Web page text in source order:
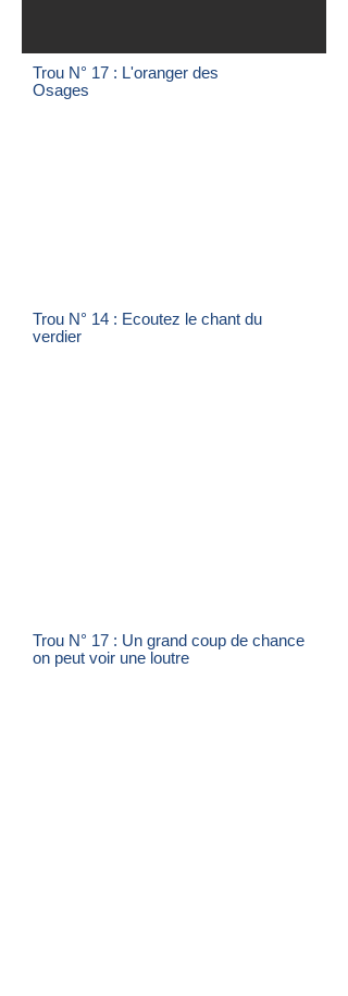
Trou N° 17 : L'oranger des
Osages
Trou N° 14 : Ecoutez le chant du
verdier
Trou N° 17 : Un grand coup de chance
on peut voir une loutre